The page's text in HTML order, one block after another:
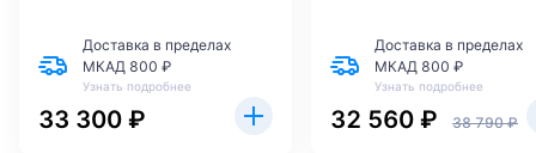
Доставка в пределах
МКАД 800 ₽
Узнать подробнее
33 300 ₽
Доставка в пределах
МКАД 800 ₽
Узнать подробнее
32 560 ₽ 38 790 ₽